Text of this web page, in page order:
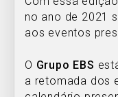
no ano de 2021
aos eventos
O Grupo EBS
a retomada dos